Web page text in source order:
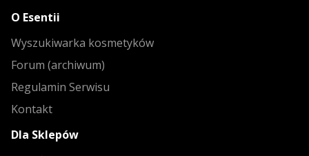
O Esentii
Wyszukiwarka kosmetyków
Forum (archiwum)
Regulamin Serwisu
Kontakt
Dla Sklepów